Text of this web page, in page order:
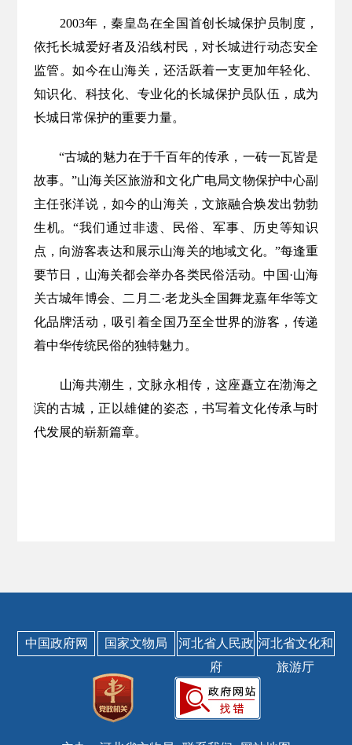
2003年，秦皇岛在全国首创长城保护员制度，
依托长城爱好者及沿线村民，对长城进行动态安全
监管。如今在山海关，还活跃着一支更加年轻化、
知识化、科技化、专业化的长城保护员队伍，成为
长城日常保护的重要力量。
“古城的魅力在于千百年的传承，一砖一瓦皆是
故事。”山海关区旅游和文化广电局文物保护中心副
主任张洋说，如今的山海关，文旅融合焕发出勃勃
生机。“我们通过非遗、民俗、军事、历史等知识
点，向游客表达和展示山海关的地域文化。”每逢重
要节日，山海关都会举办各类民俗活动。中国·山海
关古城年博会、二月二·老龙头全国舞龙嘉年华等文
化品牌活动，吸引着全国乃至全世界的游客，传递
着中华传统民俗的独特魅力。
山海共潮生，文脉永相传，这座矗立在渤海之
滨的古城，正以雄健的姿态，书写着文化传承与时
代发展的崭新篇章。
中国政府网 国家文物局
河北省人民政
府
河北省文化和
旅游厅